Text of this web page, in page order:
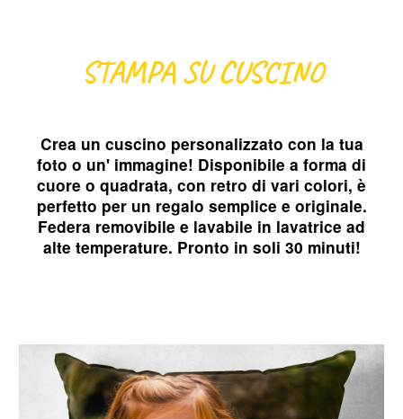
STAMPA SU CUSCINO
Crea un cuscino personalizzato con la tua
foto o un' immagine! Disponibile a forma di
cuore o quadrata, con retro di vari colori, è
perfetto per un regalo semplice e originale.
Federa removibile e lavabile in lavatrice ad
alte temperature. Pronto in soli 30 minuti!